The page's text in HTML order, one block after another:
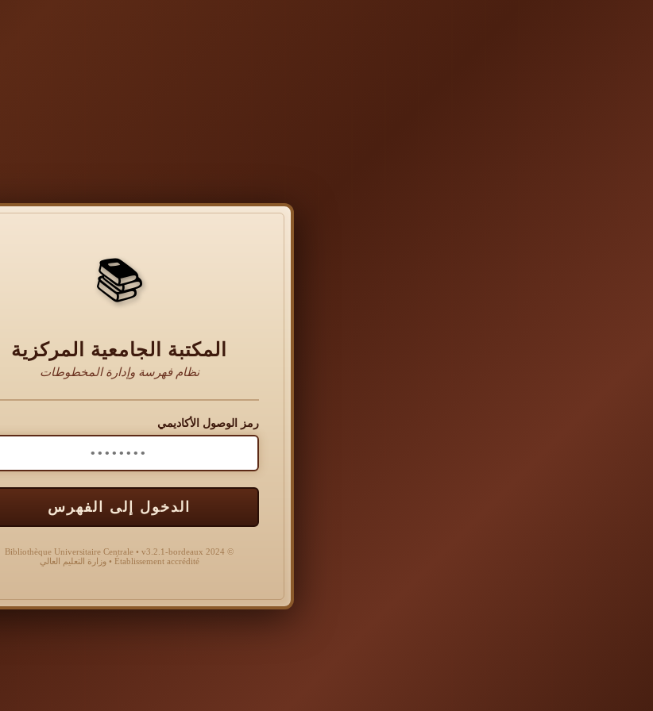
📚
المكتبة الجامعية المركزية
نظام فهرسة وإدارة المخطوطات
رمز الوصول الأكاديمي
الدخول إلى الفهرس
© 2024 Bibliothèque Universitaire Centrale • v3.2.1-bordeaux
Établissement accrédité • وزارة التعليم العالي